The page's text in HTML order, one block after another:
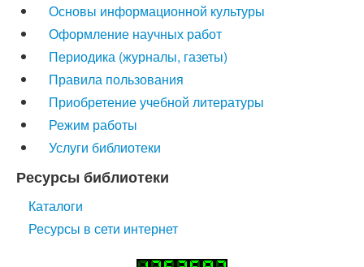
Основы информационной культуры
Оформление научных работ
Периодика (журналы, газеты)
Правила пользования
Приобретение учебной литературы
Режим работы
Услуги библиотеки
Ресурсы библиотеки
Каталоги
Ресурсы в сети интернет